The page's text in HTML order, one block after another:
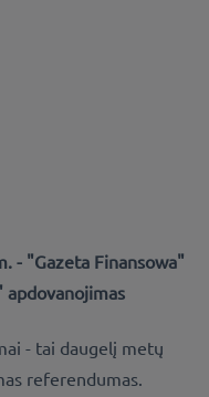
- "Gazeta Finansowa"
apdovanojimas
- tai daugelį metų
referendumas.